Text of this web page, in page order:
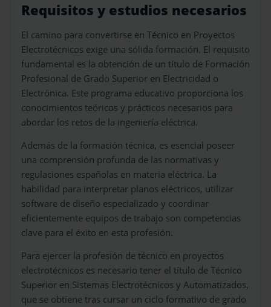
Requisitos y estudios necesarios
El camino para convertirse en Técnico en Proyectos
Electrotécnicos exige una sólida formación. El requisito
fundamental es la obtención de un título de Formación
Profesional de Grado Superior en Electricidad o
Electrónica. Este programa educativo proporciona los
conocimientos teóricos y prácticos necesarios para
abordar los retos de la ingeniería eléctrica.
Además de la formación técnica, es esencial poseer
una comprensión profunda de las normativas y
regulaciones españolas en materia eléctrica. La
habilidad para interpretar planos eléctricos, utilizar
software de diseño especializado y coordinar
eficientemente equipos de trabajo son competencias
clave para el éxito en esta profesión.
Para ejercer la profesión de técnico en proyectos
electrotécnicos es necesario tener el título de Técnico
Superior en Sistemas Electrotécnicos y Automatizados,
que se obtiene tras cursar un ciclo formativo de grado